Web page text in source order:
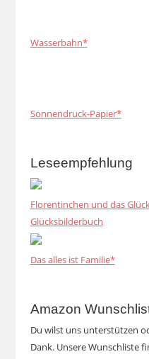
Wasserbahn*
Sonnendruck-Papier*
Leseempfehlung
Florentinchen und das
Glücksbilderbuch
Das alles ist Familie*
Amazon
Du wilst uns unterstützen
Dank. Unsere Wunschliste